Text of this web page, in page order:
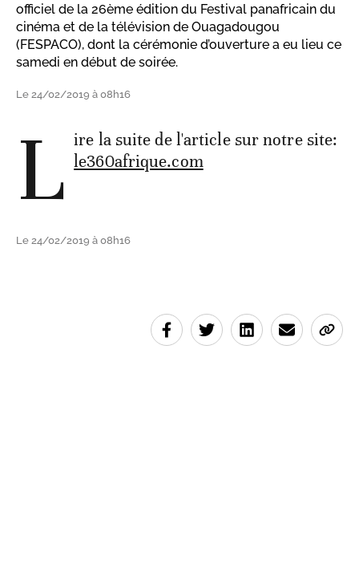
officiel de la 26ème édition du Festival panafricain du
cinéma et de la télévision de Ouagadougou
(FESPACO), dont la cérémonie d’ouverture a eu lieu ce
samedi en début de soirée.
Le 24/02/2019 à 08h16
L ire la suite de l'article sur notre site:
le360afrique.com
Le 24/02/2019 à 08h16